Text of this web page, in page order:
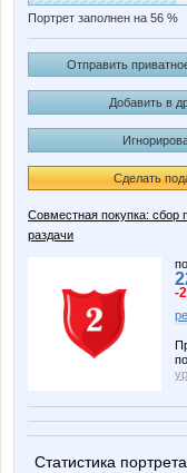
Портрет заполнен на 56 %
Отправить
Добавить в
Сделать
Совместная покупка: сбор
раздачи
-
Статистика